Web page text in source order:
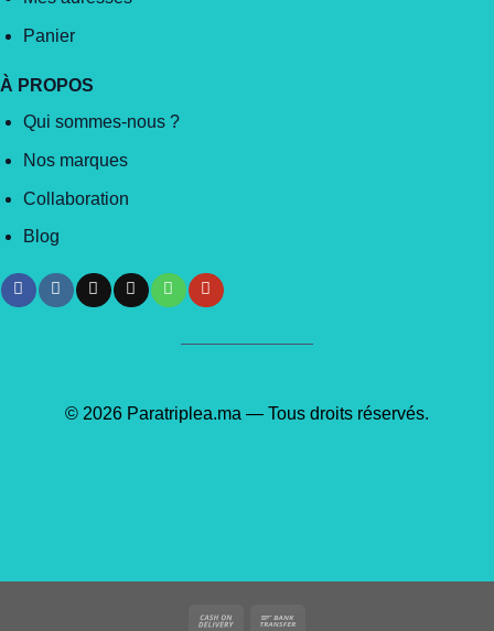
Panier
À PROPOS
Qui sommes-nous ?
Nos marques
Collaboration
Blog
© 2026 Paratriplea.ma — Tous droits réservés.
Cash